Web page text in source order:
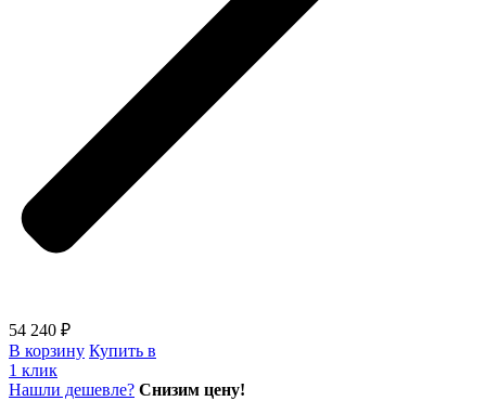
54 240 ₽
В корзину Купить в
1 клик
Нашли дешевле? Снизим цену!